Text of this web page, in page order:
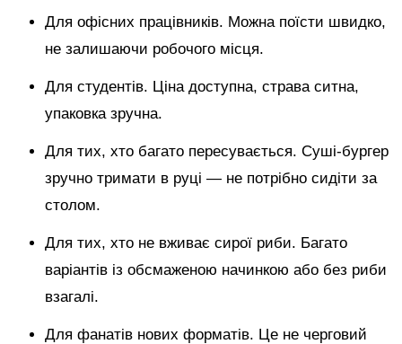
Для офісних працівників. Можна поїсти швидко,
не залишаючи робочого місця.
Для студентів. Ціна доступна, страва ситна,
упаковка зручна.
Для тих, хто багато пересувається. Суші-бургер
зручно тримати в руці — не потрібно сидіти за
столом.
Для тих, хто не вживає сирої риби. Багато
варіантів із обсмаженою начинкою або без риби
взагалі.
Для фанатів нових форматів. Це не черговий